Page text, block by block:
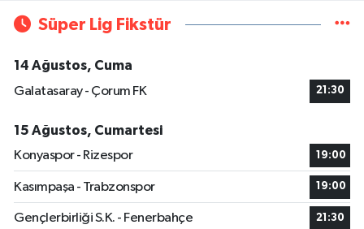
Süper Lig Fikstür
14 Ağustos, Cuma
Galatasaray - Çorum FK
21:30
15 Ağustos, Cumartesi
Konyaspor - Rizespor
19:00
Kasımpaşa - Trabzonspor 19:00
Gençlerbirliği S.K. - Fenerbahçe 21:30